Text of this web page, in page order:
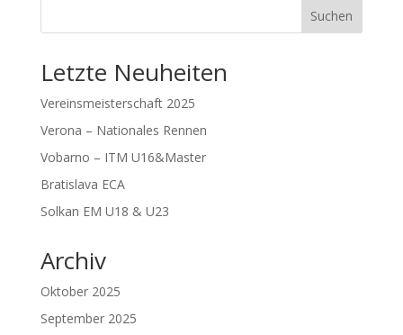
Suchen
Letzte Neuheiten
Vereinsmeisterschaft 2025
Verona – Nationales Rennen
Vobarno – ITM U16&Master
Bratislava ECA
Solkan EM U18 & U23
Archiv
Oktober 2025
September 2025